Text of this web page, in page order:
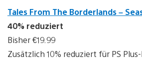
Tales From The Borderlands –
40% reduziert
Bisher €19.99
Zusätzlich 10% reduziert für PS